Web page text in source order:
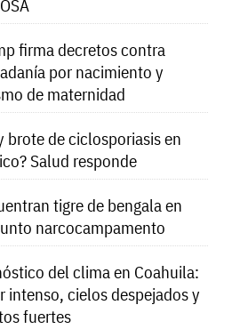
firma decretos contra
por nacimiento y
de maternidad
brote de ciclosporiasis en
Salud responde
tigre de bengala en
narcocampamento
del clima en Coahuila:
intenso, cielos despejados y
fuertes